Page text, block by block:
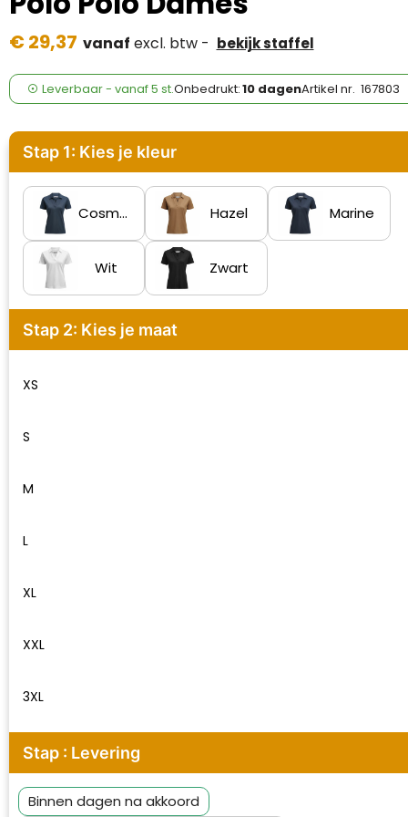
Fresh 'n Rebel
GolfOriginals
James Harvest
Kingcap
Mepal
Moleskine
MyKit
Ocean Bottle
Parker
€ 29,37 vanaf excl. btw - bekijk staffel
Leverbaar- vanaf5 st.Onbedrukt:10 dagenArtikel nr. 167803
Stap 1: Kies je kleur
Cosmos Hazel Marine
Wit Zwart
Stap 2: Kies je maat
XS
S
M
L
XL
XXL
3XL
Stap : Levering
Binnen dagen na akkoord